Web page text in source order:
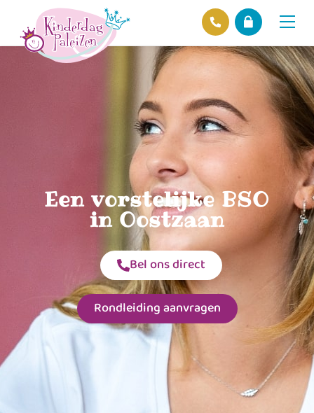
Een vorstelijke BSO
in Oostzaan
Bel ons direct
Rondleiding aanvragen